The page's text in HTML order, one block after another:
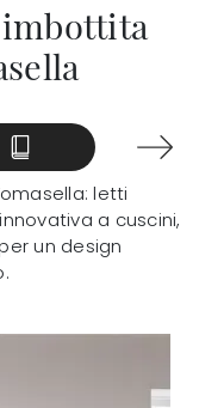
letti
a cuscini,
un design